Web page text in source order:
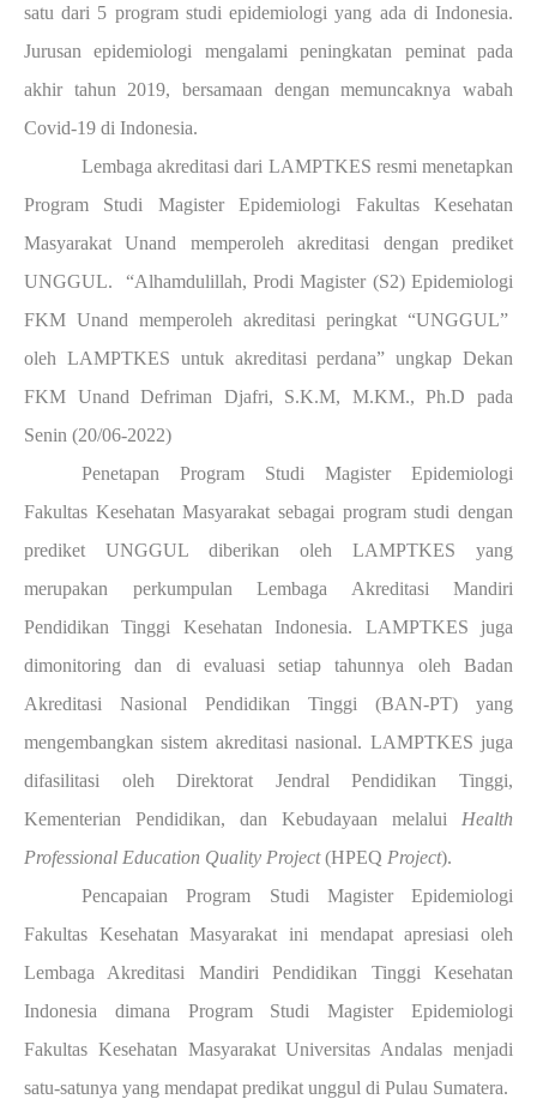
satu dari 5 program studi epidemiologi yang ada di Indonesia.
Jurusan epidemiologi mengalami peningkatan peminat pada
akhir tahun 2019, bersamaan dengan memuncaknya wabah
Covid-19 di Indonesia.
Lembaga akreditasi dari LAMPTKES resmi menetapkan
Program Studi Magister Epidemiologi Fakultas Kesehatan
Masyarakat Unand memperoleh akreditasi dengan prediket
UNGGUL.
“Alhamdulillah, Prodi Magister (S2) Epidemiologi
FKM Unand memperoleh akreditasi peringkat “UNGGUL”
oleh LAMPTKES untuk akreditasi perdana” ungkap Dekan
FKM Unand Defriman Djafri, S.K.M, M.KM., Ph.D pada
Senin (20/06-2022)
Penetapan Program Studi Magister Epidemiologi
Fakultas Kesehatan Masyarakat sebagai program studi dengan
prediket UNGGUL diberikan oleh LAMPTKES yang
merupakan perkumpulan Lembaga Akreditasi Mandiri
Pendidikan Tinggi Kesehatan Indonesia. LAMPTKES juga
dimonitoring dan di evaluasi setiap tahunnya oleh Badan
Akreditasi Nasional Pendidikan Tinggi (BAN-PT) yang
mengembangkan sistem akreditasi nasional. LAMPTKES juga
difasilitasi oleh Direktorat Jendral Pendidikan Tinggi,
Kementerian Pendidikan, dan Kebudayaan melalui Health
Professional Education Quality Project(HPEQ Project).
Pencapaian Program Studi Magister Epidemiologi
Fakultas Kesehatan Masyarakat ini mendapat apresiasi oleh
Lembaga Akreditasi Mandiri Pendidikan Tinggi Kesehatan
Indonesia dimana Program Studi Magister Epidemiologi
Fakultas Kesehatan Masyarakat Universitas Andalas menjadi
satu-satunya yang mendapat predikat unggul di Pulau Sumatera.